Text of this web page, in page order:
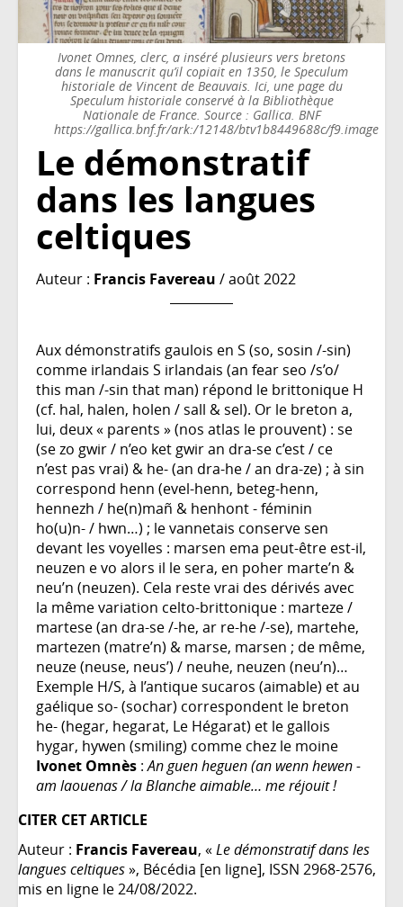
Ivonet Omnes, clerc, a inséré plusieurs vers bretons
dans le manuscrit qu’il copiait en 1350, le Speculum
historiale de Vincent de Beauvais. Ici, une page du
Speculum historiale conservé à la Bibliothèque
Nationale de France. Source : Gallica. BNF
https://gallica.bnf.fr/ark:/12148/btv1b8449688c/f9.image
Le démonstratif
dans les langues
celtiques
Auteur : Francis Favereau / août 2022
Aux démonstratifs gaulois en S (so, sosin /-sin)
comme irlandais S irlandais (an fear seo /s’o/
this man /-sin that man) répond le brittonique H
(cf. hal, halen, holen / sall & sel). Or le breton a,
lui, deux « parents » (nos atlas le prouvent) : se
(se zo gwir / n’eo ket gwir an dra-se c’est / ce
n’est pas vrai) & he- (an dra-he / an dra-ze) ; à sin
correspond henn (evel-henn, beteg-henn,
hennezh / he(n)mañ & henhont - féminin
ho(u)n- / hwn…) ; le vannetais conserve sen
devant les voyelles : marsen ema peut-être est-il,
neuzen e vo alors il le sera, en poher marte’n &
neu’n (neuzen). Cela reste vrai des dérivés avec
la même variation celto-brittonique : marteze /
martese (an dra-se /-he, ar re-he /-se), martehe,
martezen (matre’n) & marse, marsen ; de même,
neuze (neuse, neus’) / neuhe, neuzen (neu’n)…
Exemple H/S, à l’antique sucaros (aimable) et au
gaélique so- (sochar) correspondent le breton
he- (hegar, hegarat, Le Hégarat) et le gallois
hygar, hywen (smiling) comme chez le moine
Ivonet Omnès :An guen heguen (an wenn hewen -
am laouenas / la Blanche aimable… me réjouit !
CITER CET ARTICLE
Auteur : Francis Favereau, «Le démonstratif dans les
langues celtiques», Bécédia [en ligne], ISSN 2968-2576,
mis en ligne le 24/08/2022.